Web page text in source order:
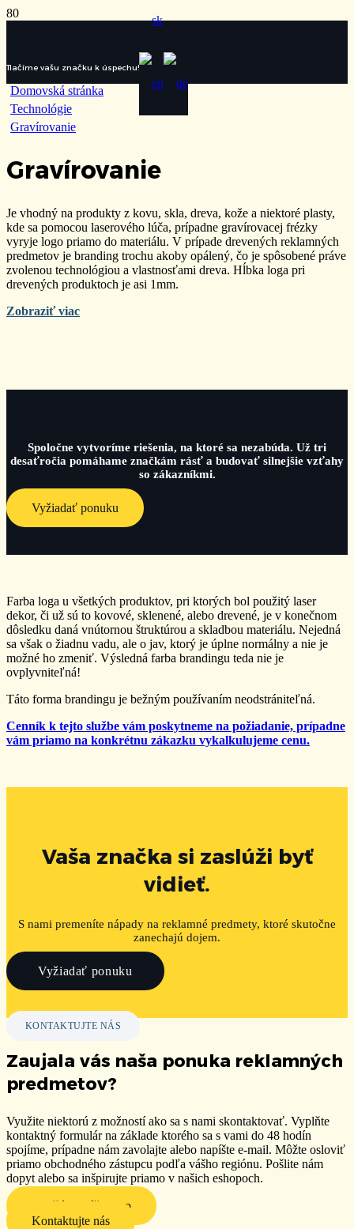
Tlačíme vašu značku k úspechu!
Domovská stránka
Technológie
Gravírovanie
Gravírovanie
Je vhodný na produkty z kovu, skla, dreva, kože a niektoré plasty,
kde sa pomocou laserového lúča, prípadne gravírovacej frézky
vyryje logo priamo do materiálu. V prípade drevených reklamných
predmetov je branding trochu akoby opálený, čo je spôsobené práve
zvolenou technológiou a vlastnosťami dreva. Hĺbka loga pri
drevených produktoch je asi 1mm.
Zobraziť viac
Spoločne vytvoríme riešenia, na ktoré sa nezabúda. Už tri
desaťročia pomáhame značkám rásť a budovať silnejšie vzťahy
so zákazníkmi.
Vyžiadať ponuku
Farba loga u všetkých produktov, pri ktorých bol použitý laser
dekor, či už sú to kovové, sklenené, alebo drevené, je v konečnom
dôsledku daná vnútornou štruktúrou a skladbou materiálu. Nejedná
sa však o žiadnu vadu, ale o jav, ktorý je úplne normálny a nie je
možné ho zmeniť. Výsledná farba brandingu teda nie je
ovplyvniteľná!
Táto forma brandingu je bežným používaním neodstrániteľná.
Cenník k tejto službe vám poskytneme na požiadanie, prípadne
vám priamo na konkrétnu zákazku vykalkulujeme cenu.
Vaša značka si zaslúži byť
vidieť.
S nami premeníte nápady na reklamné predmety, ktoré skutočne
zanechajú dojem.
Vyžiadať ponuku
KONTAKTUJTE NÁS
Zaujala vás naša ponuka reklamných
predmetov?
Využite niektorú z možností ako sa s nami skontaktovať. Vyplňte
kontaktný formulár na základe ktorého sa s vami do 48 hodín
spojíme, prípadne nám zavolajte alebo napíšte e-mail. Môžte osloviť
priamo obchodného zástupcu podľa vášho regiónu. Pošlite nám
dopyt alebo sa inšpirujte priamo v našich eshopoch.
Navštívte náš eshop
Kontaktujte nás